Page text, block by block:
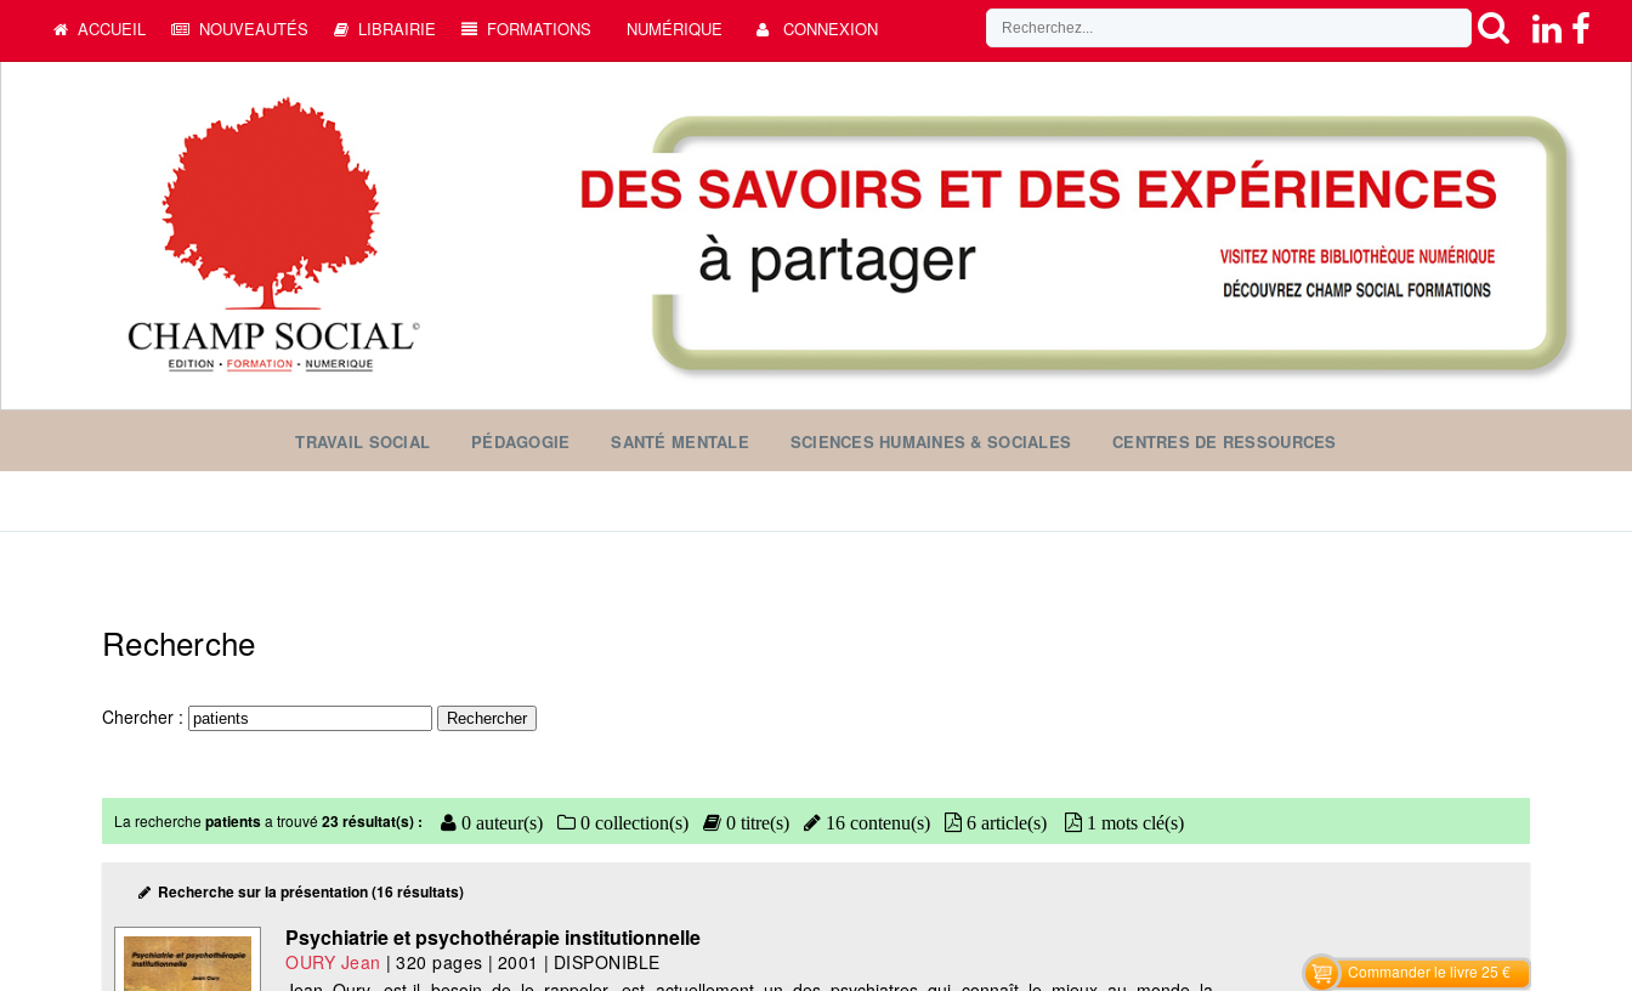
ACCUEIL NOUVEAUTÉS LIBRAIRIE FORMATIONS NUMÉRIQUE CONNEXION
TRAVAIL SOCIAL PÉDAGOGIE SANTÉ MENTALE SCIENCES HUMAINES & SOCIALES CENTRES DE RESSOURCES
Recherche
Chercher :
La recherchepatientsa trouvé23 résultat(s) : 0 auteur(s) 0 collection(s) 0 titre(s) 16 contenu(s) 6 article(s) 1 mots clé(s)
Recherche sur la présentation (16 résultats)
Psychiatrie et psychothérapie institutionnelle
OURY Jean |320 pages | 2001 | DISPONIBLE
Commander le livre 25 €